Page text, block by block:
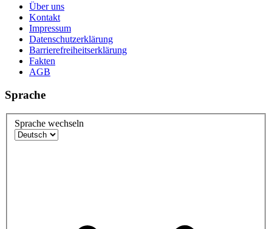
Über uns
Kontakt
Impressum
Datenschutzerklärung
Barrierefreiheitserklärung
Fakten
AGB
Sprache
Sprache wechseln